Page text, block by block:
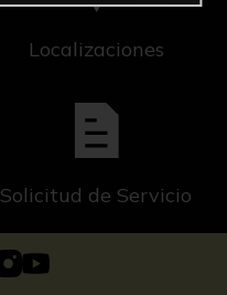
Localizaciones
Solicitud de Servicio